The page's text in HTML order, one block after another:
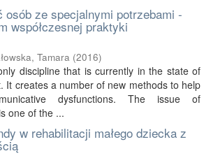
osób ze specjalnymi potrzebami -
współczesnej praktyki
Tamara (2016)
discipline that is currently in the state of
It creates a number of new methods to help
dysfunctions. The issue of
one of the ...
w rehabilitacji małego dziecka z